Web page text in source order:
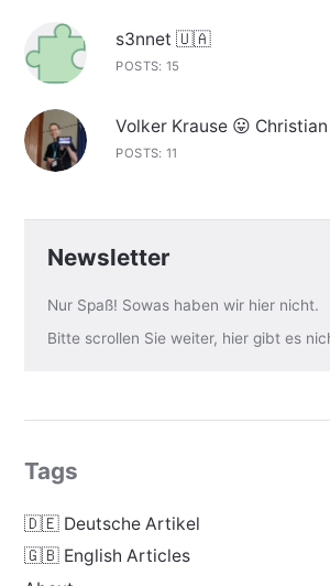
s3nnet 🇺🇦
POSTS: 15
Volker Krause 😛
POSTS: 11
Newsletter
Nur Spaß! Sowas haben wir hier nicht.
Bitte scrollen Sie weiter, hier gibt es
Tags
🇩🇪 Deutsche Artikel
🇬🇧 English Articles